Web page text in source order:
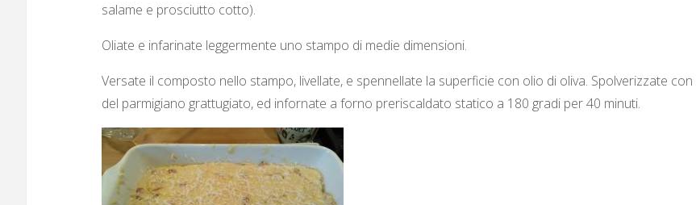
salame e prosciutto cotto).
Oliate e infarinate leggermente uno stampo di medie dimensioni.
Versate il composto nello stampo, livellate, e spennellate la superficie con olio di oliva. Spolverizzate con
del parmigiano grattugiato, ed infornate a forno preriscaldato statico a 180 gradi per 40 minuti.